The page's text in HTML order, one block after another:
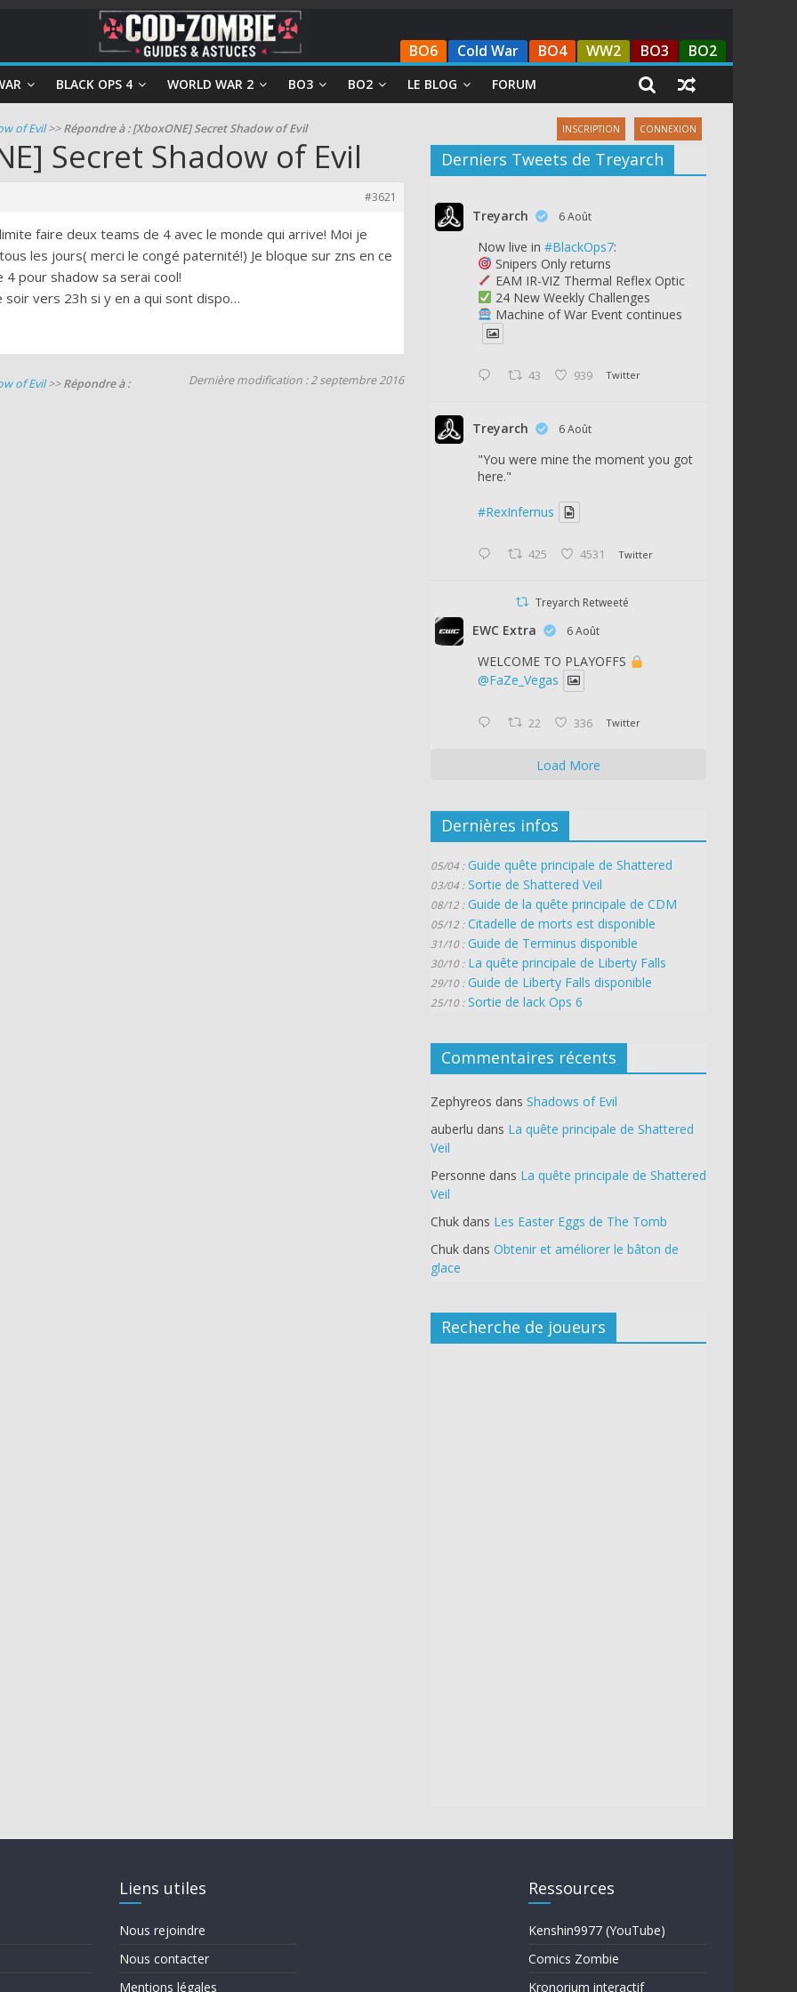
BO6 Cold War BO4 WW2 BO3 BO2
BLACK OPS 4 WORLD WAR 2 BO3 BO2 LE BLOG FORUM
INSCRIPTION CONNEXION
of Evil>>Répondre à : [XboxONE] Secret Shadow of Evil
Secret Shadow of Evil
#3621
faire deux teams de 4 avec le monde qui arrive! Moi je
les jours( merci le congé paternité!) Je bloque sur zns en ce
pour shadow sa serai cool!
soir vers 23h si y en a qui sont dispo…
Dernière modification : 2 septembre 2016
of Evil>>Répondre à :
Derniers Tweets de Treyarch
Treyarch 6 Août
Now live in #BlackOps7:
Snipers Only returns
EAM IR-VIZ Thermal Reflex Optic
24 New Weekly Challenges
Machine of War Event continues
43 939 Twitter
Treyarch 6 Août
"You were mine the moment you got
here."
#RexInfernus
425 4531 Twitter
Treyarch Retweeté
EWC Extra 6 Août
WELCOME TO PLAYOFFS
@FaZe_Vegas
22 336 Twitter
Load More
Dernières infos
05/04 : Guide quête principale de Shattered
03/04 : Sortie de Shattered Veil
08/12 : Guide de la quête principale de CDM
05/12 : Citadelle de morts est disponible
31/10 : Guide de Terminus disponible
30/10 : La quête principale de Liberty Falls
29/10 : Guide de Liberty Falls disponible
25/10 : Sortie de lack Ops 6
Commentaires récents
Zephyreos dans Shadows of Evil
auberlu dans La quête principale de Shattered
Veil
Personne dans La quête principale de Shattered
Veil
Chuk dans Les Easter Eggs de The Tomb
Chuk dans Obtenir et améliorer le bâton de
glace
Recherche de joueurs
Liens utiles
Nous rejoindre
Nous contacter
Mentions légales
Ressources
Kenshin9977 (YouTube)
Comics Zombie
Kronorium interactif